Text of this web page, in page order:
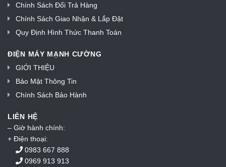
Chính Sách Đổi Trả Hàng
Chính Sách Giao Nhận & Lắp Đặt
Quy Định Hình Thức Thanh Toán
ĐIỆN MÁY MẠNH CƯỜNG
GIỚI THIỆU
Bảo Mật Thông Tin
Chính Sách Bảo Hành
LIÊN HỆ
– Giờ hành chính:
+ Điện thoại:
0983 667 888
0969 913 913